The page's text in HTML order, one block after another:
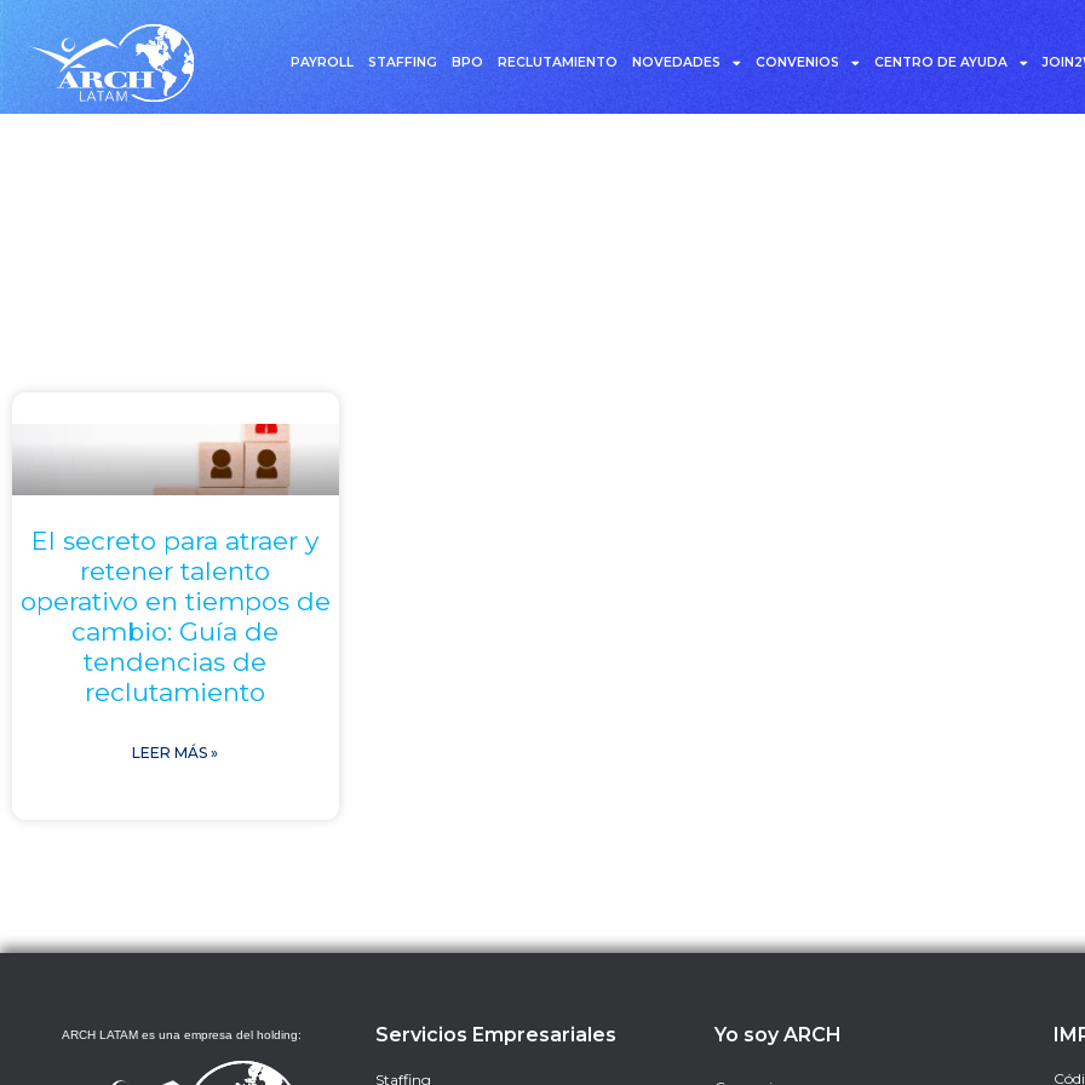
PAYROLL STAFFING BPO RECLUTAMIENTO NOVEDADES CONVENIOS CENTRO DE AYUDA
El secreto para atraer y
retener talento
operativo en tiempos de
cambio: Guía de
tendencias de
reclutamiento
LEER MÁS »
ARCH LATAM es una empresa del holding: Servicios Empresariales
Staffing
Yo soy ARCH